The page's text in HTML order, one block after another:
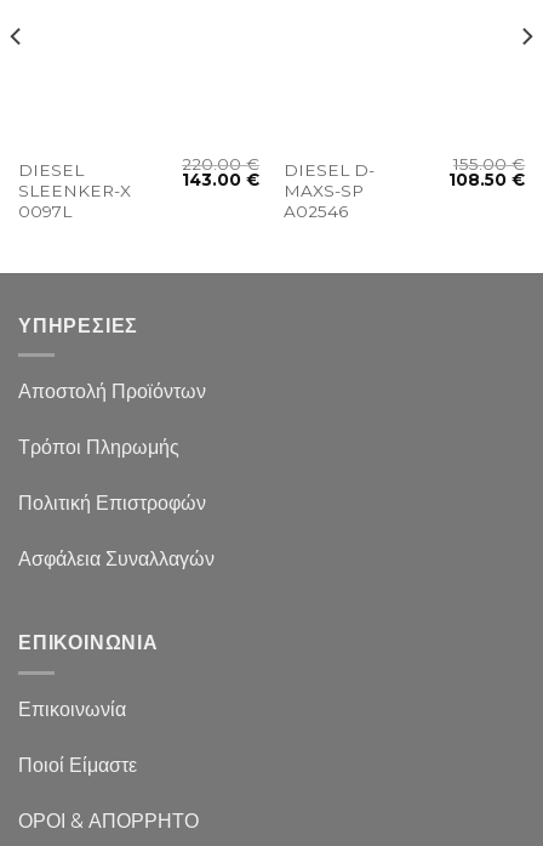
DIESEL
SLEENKER-X
0097L
220.00€
143.00€
DIESEL D-
MAXS-SP
A02546
155.00€
108.50€
ΥΠΗΡΕΣΙΕΣ
Αποστολή Προϊόντων
Τρόποι Πληρωμής
Πολιτική Επιστροφών
Ασφάλεια Συναλλαγών
ΕΠΙΚΟΙΝΩΝΙΑ
Επικοινωνία
Ποιοί Είμαστε
ΟΡΟΙ & ΑΠΟΡΡΗΤΟ